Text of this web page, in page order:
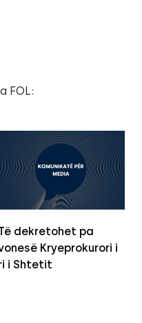
FOL:
dekretohet pa
Kryeprokurori i
i Shtetit